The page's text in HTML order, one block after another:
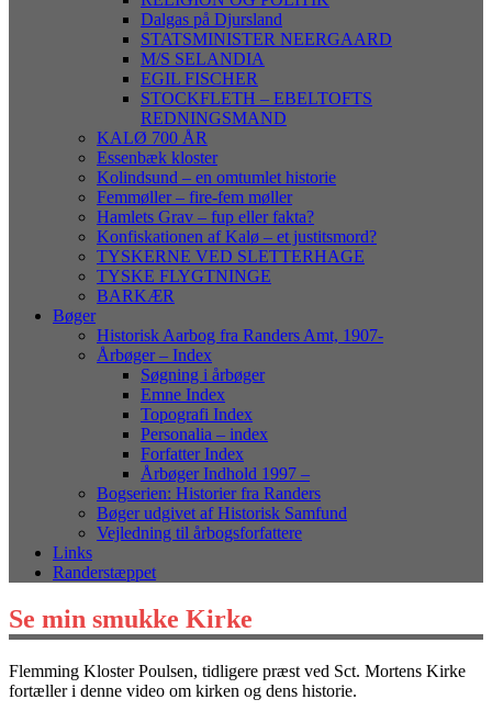
Dalgas på Djursland
STATSMINISTER NEERGAARD
M/S SELANDIA
EGIL FISCHER
STOCKFLETH – EBELTOFTS
REDNINGSMAND
KALØ 700 ÅR
Essenbæk kloster
Kolindsund – en omtumlet historie
Femmøller – fire-fem møller
Hamlets Grav – fup eller fakta?
Konfiskationen af Kalø – et justitsmord?
TYSKERNE VED SLETTERHAGE
TYSKE FLYGTNINGE
BARKÆR
Bøger
Historisk Aarbog fra Randers Amt, 1907-
Årbøger – Index
Søgning i årbøger
Emne Index
Topografi Index
Personalia – index
Forfatter Index
Årbøger Indhold 1997 –
Bogserien: Historier fra Randers
Bøger udgivet af Historisk Samfund
Vejledning til årbogsforfattere
Links
Randerstæppet
Se min smukke Kirke
Flemming Kloster Poulsen, tidligere præst ved Sct. Mortens Kirke
fortæller i denne video om kirken og dens historie.